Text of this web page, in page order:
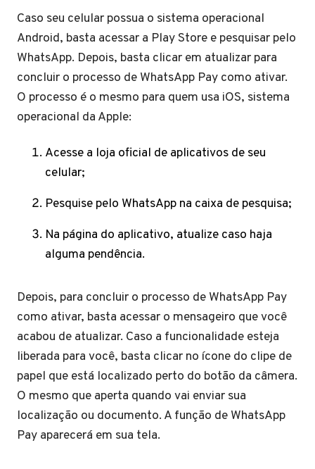
Caso seu celular possua o sistema operacional
Android, basta acessar a Play Store e pesquisar pelo
WhatsApp. Depois, basta clicar em atualizar para
concluir o processo de WhatsApp Pay como ativar.
O processo é o mesmo para quem usa iOS, sistema
operacional da Apple:
Acesse a loja oficial de aplicativos de seu
celular;
Pesquise pelo WhatsApp na caixa de pesquisa;
Na página do aplicativo, atualize caso haja
alguma pendência.
Depois, para concluir o processo de WhatsApp Pay
como ativar, basta acessar o mensageiro que você
acabou de atualizar. Caso a funcionalidade esteja
liberada para você, basta clicar no ícone do clipe de
papel que está localizado perto do botão da câmera.
O mesmo que aperta quando vai enviar sua
localização ou documento. A função de WhatsApp
Pay aparecerá em sua tela.